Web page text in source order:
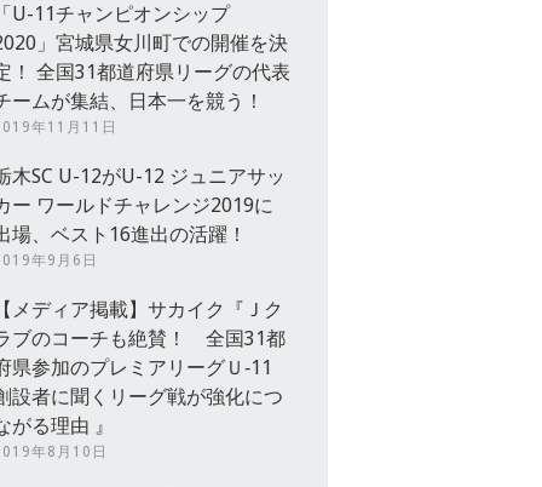
U-11チャンピオンシップ
」宮城県女川町での開催を決
！ 全国31都道府県リーグの代表
ームが集結、日本一を競う！
年11月11日
木SC U-12がU-12 ジュニアサッ
ー ワールドチャレンジ2019に
場、ベスト16進出の活躍！
年9月6日
メディア掲載】サカイク『Ｊク
ブのコーチも絶賛！ 全国31都
県参加のプレミアリーグＵ‐11
設者に聞くリーグ戦が強化につ
がる理由 』
年8月10日